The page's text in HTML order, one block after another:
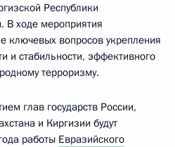
Республики
В ходе мероприятия
ключевых вопросов укрепления
и стабильности, эффективного
терроризму.
глав государств России,
и Киргизии будут
работы Евразийского